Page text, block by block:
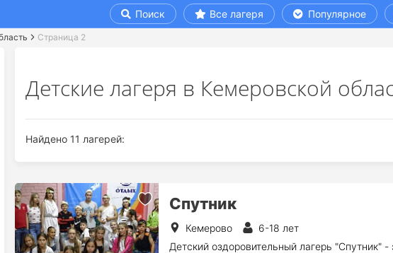
Поиск Все лагеря Популярное
Страница 2
Детские лагеря в Кемеровской
Найдено 11 лагерей:
Спутник
Кемерово
6-18 лет
Детский оздоровительный лагерь "Спутник" -